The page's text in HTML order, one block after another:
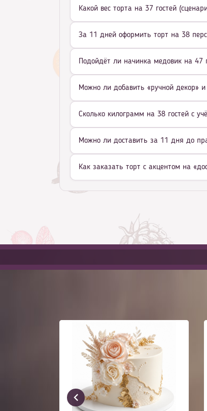
Какой вес торта на 37 гостей
За 11 дней оформить торт на 38
Подойдёт ли начинка медовик на 47
Можно ли добавить «ручной декор»
Сколько килограмм на 38 гостей с
Можно ли доставить за 11 дня до
Как заказать торт с акцентом на